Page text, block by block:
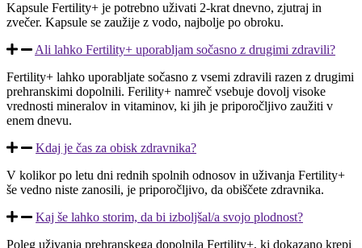
Kapsule Fertility+ je potrebno uživati 2-krat dnevno, zjutraj in
zvečer. Kapsule se zaužije z vodo, najbolje po obroku.
Ali lahko Fertility+ uporabljam sočasno z drugimi zdravili?
Fertility+ lahko uporabljate sočasno z vsemi zdravili razen z drugimi
prehranskimi dopolnili. Ferility+ namreč vsebuje dovolj visoke
vrednosti mineralov in vitaminov, ki jih je priporočljivo zaužiti v
enem dnevu.
Kdaj je čas za obisk zdravnika?
V kolikor po letu dni rednih spolnih odnosov in uživanja Fertility+
še vedno niste zanosili, je priporočljivo, da obiščete zdravnika.
Kaj še lahko storim, da bi izboljšal/a svojo plodnost?
Poleg uživanja prehranskega dopolnila Fertility+, ki dokazano krepi